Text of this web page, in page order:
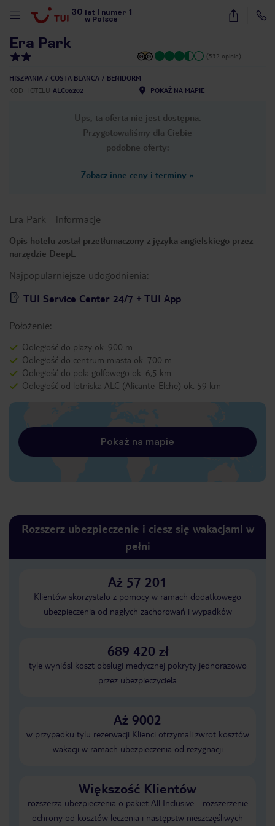
30 lat numer 1
w Polsce
14
Era Park
(532 opinie)
HISZPANIA COSTA BLANCA
BENIDORM
KOD HOTELU ALC06202 POKAŻ NA MAPIE
Ups, ta oferta nie jest dostępna.
Przygotowaliśmy dla Ciebie
podobne oferty:
Zobacz inne ceny i terminy »
Era Park - informacje
Opis hotelu został przetłumaczony z języka angielskiego przez
narzędzie DeepL
Najpopularniejsze udogodnienia:
TUI Service Center 24/7 + TUI App
Położenie:
Odległość do plaży ok. 900 m
Odległość do centrum miasta ok. 700 m
Odległość do pola golfowego ok. 6,5 km
Odległość od lotniska ALC (Alicante-Elche) ok. 59 km
Pokaż na mapie
Rozszerz ubezpieczenie i ciesz się wakacjami w
pełni
Aż 57 201
Klientów skorzystało z pomocy w ramach dodatkowego
ubezpieczenia od nagłych zachorowań i wypadków
689 420 zł
tyle wyniósł koszt obsługi medycznej pokryty jednorazowo
przez ubezpieczyciela
Aż 9002
w przypadku tylu rezerwacji Klienci otrzymali zwrot kosztów
wakacji w ramach ubezpieczenia od rezygnacji
Większość Klientów
rozszerza ubezpieczenia o pakiet All Inclusive - rozszerzenie
ochrony od kosztów leczenia i następstw nieszczęśliwych